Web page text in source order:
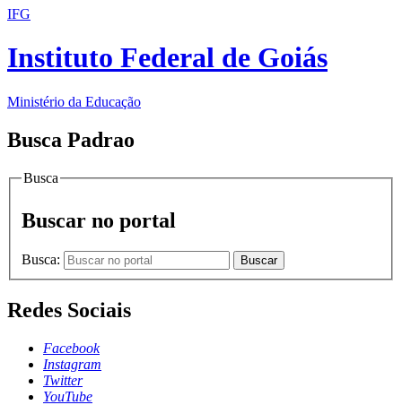
IFG
Instituto Federal de Goiás
Ministério da Educação
Busca Padrao
Busca
Buscar no portal
Busca: Buscar
Redes Sociais
Facebook
Instagram
Twitter
YouTube